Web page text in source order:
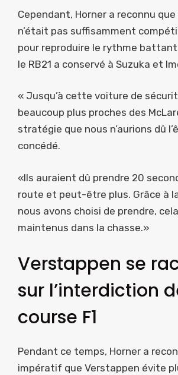
Cependant, Horner a reconnu que
n’était pas suffisamment
pour reproduire le rythme battant
le RB21 a conservé à Suzuka et
« Jusqu’à cette voiture de
beaucoup plus proches des
stratégie que nous n’aurions dû
concédé.
«Ils auraient dû prendre 20
route et peut-être plus. Grâce à
nous avons choisi de prendre,
maintenus dans la chasse.»
Verstappen se
sur l’interdiction
course F1
Pendant ce temps, Horner a
impératif que Verstappen évite